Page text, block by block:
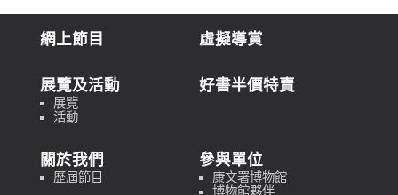
網上節目 虛擬導賞
展覽及活動
展覽
活動
好書半價特賣
關於我們
歷屆節目
參與單位
康文署博物館
博物館夥伴